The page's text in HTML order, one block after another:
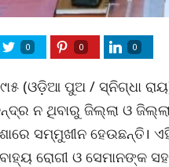
0 0 0
(ଓଡ଼ିଆ ପୁଅ / ସ୍ନିଗ୍ଧା
ନ ଥିବାରୁ ଜିଲ୍ଲା ଓ ଜିଲ୍ଲା
ସମ୍ମୁଖୀନ
ରୋଗୀ ଓ ସେମାନଙ୍କ